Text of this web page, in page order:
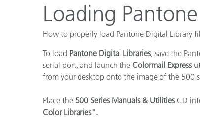
Automotriz
Loading
How to properly load Pantone Digital Library
To load Pantone Digital Libraries, save the
serial port, and launch the Colormail Express
from your desktop onto the image of the 500
Place the 500 Series Manuals & Utilities CD
Color Libraries".